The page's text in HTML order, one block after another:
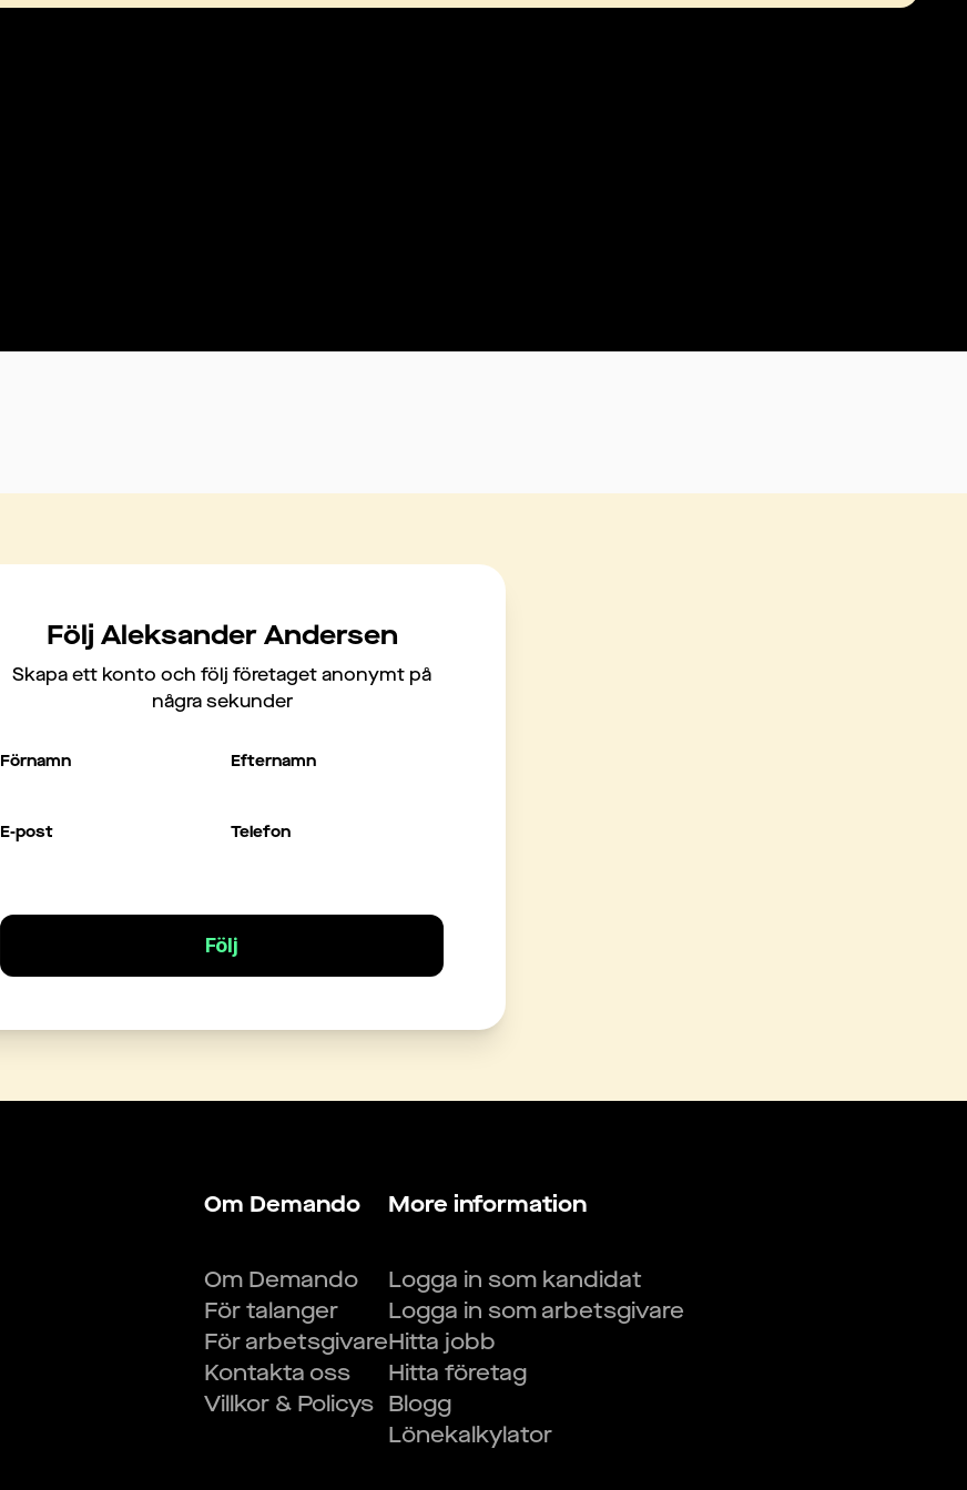
Följ Aleksander Andersen
Skapa ett konto och följ företaget anonymt på
några sekunder
Förnamn Efternamn
E-post Telefon
Följ
Om Demando
Om Demando
För talanger
För arbetsgivare
Kontakta oss
Villkor & Policys
More information
Logga in som kandidat
Logga in som arbetsgivare
Hitta jobb
Hitta företag
Blogg
Lönekalkylator